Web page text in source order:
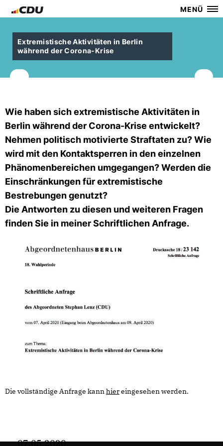
MENÜ
Extremistische Aktivitäten in Berlin
während der Corona-Krise
Wie haben sich extremistische Aktivitäten in
Berlin während der Corona-Krise entwickelt?
Nehmen politisch motivierte Straftaten zu? Wie
wird mit den Kontaktsperren in den einzelnen
Phänomenbereichen umgegangen? Werden die
Einschränkungen für extremistische
Bestrebungen genutzt?
Die Antworten zu diesen und weiteren Fragen
finden Sie in meiner Schriftlichen Anfrage.
Die vollständige Anfrage kannhiereingesehen werden.
07.05.2020